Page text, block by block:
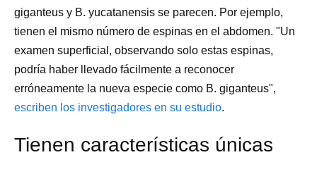
giganteus y B. yucatanensis se parecen. Por ejemplo,
tienen el mismo número de espinas en el abdomen. "Un
examen superficial, observando solo estas espinas,
podría haber llevado fácilmente a reconocer
erróneamente la nueva especie como B. giganteus",
escriben los investigadores en su estudio.
Tienen características únicas